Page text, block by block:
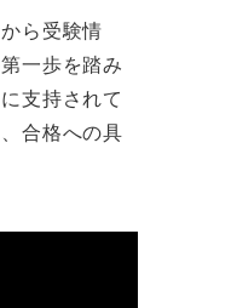
から受験情
一歩を踏み
支持されて
合格への具